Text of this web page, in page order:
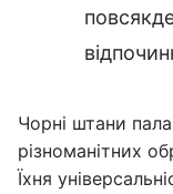
Чорні штани
різноманітних
Їхня